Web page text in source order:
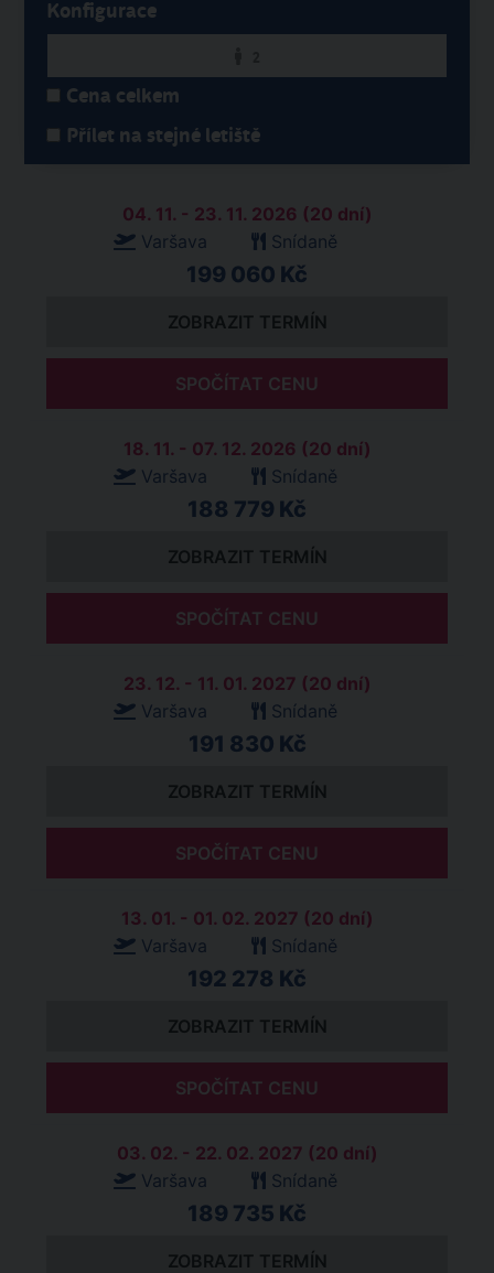
Konfigurace
Cena celkem
Přílet na stejné letiště
04. 11. - 23. 11. 2026 (20 dní)
Varšava
Snídaně
199 060 Kč
ZOBRAZIT TERMÍN
SPOČÍTAT CENU
18. 11. - 07. 12. 2026 (20 dní)
Varšava
Snídaně
188 779 Kč
ZOBRAZIT TERMÍN
SPOČÍTAT CENU
23. 12. - 11. 01. 2027 (20 dní)
Varšava
Snídaně
191 830 Kč
ZOBRAZIT TERMÍN
SPOČÍTAT CENU
13. 01. - 01. 02. 2027 (20 dní)
Varšava
Snídaně
192 278 Kč
ZOBRAZIT TERMÍN
SPOČÍTAT CENU
03. 02. - 22. 02. 2027 (20 dní)
Varšava
Snídaně
189 735 Kč
ZOBRAZIT TERMÍN